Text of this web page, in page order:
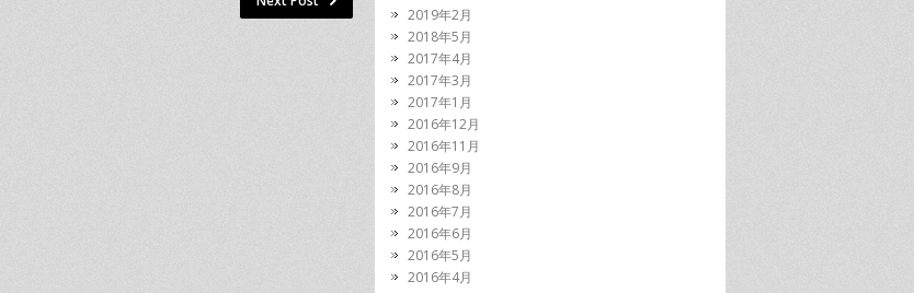
2019年2月
2018年5月
2017年4月
2017年3月
2017年1月
2016年12月
2016年11月
2016年9月
2016年8月
2016年7月
2016年6月
2016年5月
2016年4月